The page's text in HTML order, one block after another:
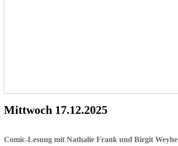
Mittwoch 17.12.2025
Comic-Lesung mit Nathalie Frank und Birgit Weyhe